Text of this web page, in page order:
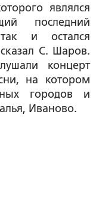
являлся
последний
и остался
С. Шаров.
концерт
на котором
городов и
Иваново.